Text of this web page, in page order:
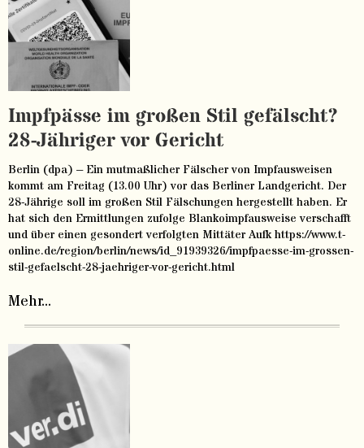
Impfpässe im großen Stil gefälscht?
28-Jähriger vor Gericht
Berlin (dpa) – Ein mutmaßlicher Fälscher von Impfausweisen
kommt am Freitag (13.00 Uhr) vor das Berliner Landgericht. Der
28-Jährige soll im großen Stil Fälschungen hergestellt haben. Er
hat sich den Ermittlungen zufolge Blankoimpfausweise verschafft
und über einen gesondert verfolgten Mittäter Aufk https://www.t-
online.de/region/berlin/news/id_91939326/impfpaesse-im-grossen-
stil-gefaelscht-28-jaehriger-vor-gericht.html
Mehr...